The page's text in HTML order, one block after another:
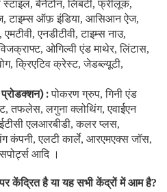
,बेनेटोन,लिबर्टी,फ्रीलूक,
,टाइम्स ऑफ़ इंडिया, आसिआन ऐज,
,एमटीवी,एनडीटीवी,टाइम्स नाउ,
, ओगिल्वी एंड माथेर,लिंटास,
,क्रिएटिव क्रेस्ट,जेडब्ल्यूटी,
: पोकरण ग्रुप,गिनी एंड
,तफलेस,लगुना क्लोथिंग,एवाईएन
एलआरबीडी,कलर प्लस,
कंपनी,एलटी कार्ले, आरएमएक्स जॉस,
आदि ।
केंद्रित है या यह सभी केंद्रों में आम है?